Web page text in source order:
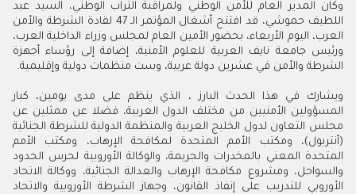
وكان المدير العام للأمن الوطني ولمراقبة التراب الوطني، السيد عبد
اللطيف حموشي، قد افتتح أشغال المؤتمر الـ 47 لقادة الشرطة والأمن
العرب، اليوم الأربعاء، بحضور الأمين العام لمجلس وزراء الداخلية العرب،
ورئيس جامعة نايف العربية للعلوم الأمنية، إضافة إلى رؤساء أجهزة
الشرطة والأمن في عشرين دولة عربية، وست منظمات دولية وإقليمية.
ويشارك في هذا الحدث البارز ، الذي ينظم على مدى يومين، كبار
المسؤولين الأمنيين من مختلف الدول العربية، فضلا عن ممثلين عن
مجلس التعاون لدول الخليج العربية والمنظمة الدولية للشرطة الجنائية
(أنتربول)، ومكتب الأمم المتحدة لمكافحة الإرهاب، ومكتب الأمم
المتحدة المعني بالمخدرات والجريمة، والوكالة الأوروبية لحرس الحدود
والسواحل، ومشروع مكافحة الإرهاب والعدالة الجنائية، ووكالة الاتحاد
الأوروبي للتدريب على إنفاذ القانون، وجهاز الشرطة الأوروبية والاتحاد